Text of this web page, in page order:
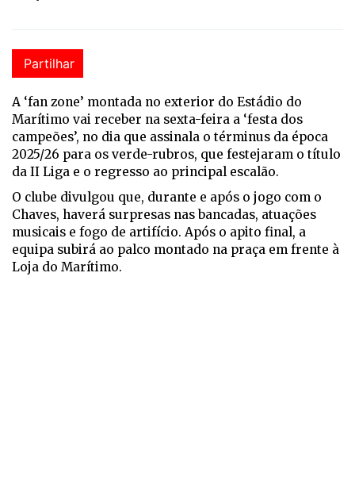
Partilhar
A ‘fan zone’ montada no exterior do Estádio do
Marítimo vai receber na sexta-feira a ‘festa dos
campeões’, no dia que assinala o términus da época
2025/26 para os verde-rubros, que festejaram o título
da II Liga e o regresso ao principal escalão.
O clube divulgou que, durante e após o jogo com o
Chaves, haverá surpresas nas bancadas, atuações
musicais e fogo de artifício. Após o apito final, a
equipa subirá ao palco montado na praça em frente à
Loja do Marítimo.